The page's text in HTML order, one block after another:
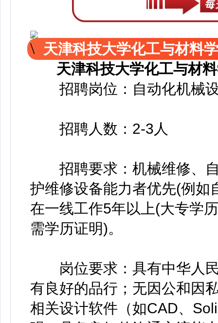
天津科技大学化工与材料
天津科技大学化工与材
招聘岗位：自动化机械
招聘人数：2-3人
招聘要求：机械维修、自
护维修设备能力者优先(例如
在一线工作5年以上(大专学
需学历证明)。
岗位要求：具有中华人民
有良好的品行；无因公和因
相关设计软件（如CAD、